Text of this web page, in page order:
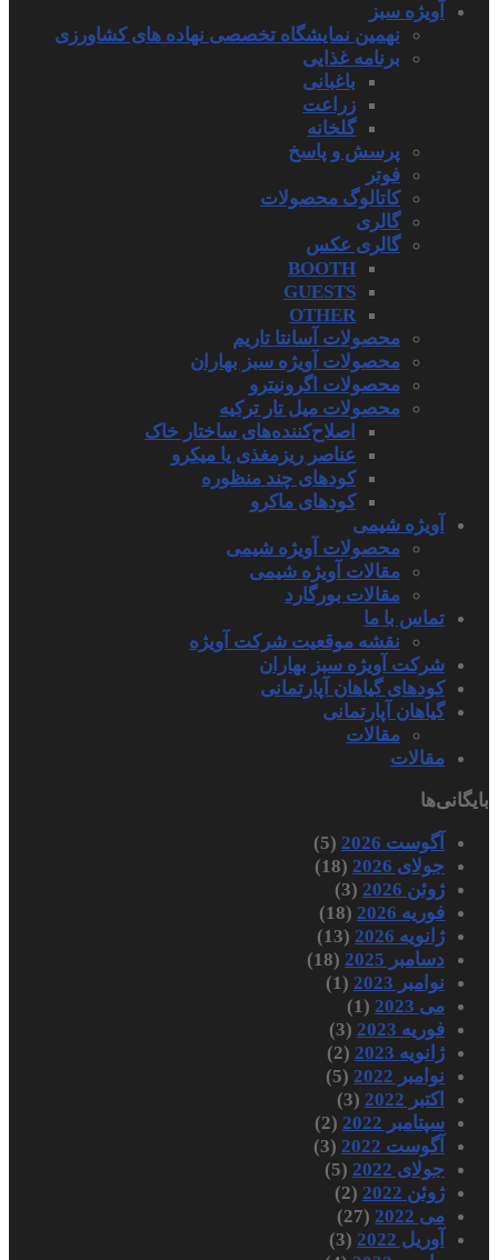
آویژه سبز
نهمین نمایشگاه تخصصی نهاده های کشاورزی
برنامه غذایی
باغبانی
زراعت
گلخانه
پرسش و پاسخ
فوتر
کاتالوگ محصولات
گالری
گالری عکس
BOOTH
GUESTS
OTHER
محصولات آسانتا تاریم
محصولات آویژه سبز بهاران
محصولات اگرونیترو
محصولات میل تار ترکیه
اصلاح‌کننده‌های ساختار خاک
عناصر ریزمغذی یا میکرو
کودهای چند منظوره
کودهای ماکرو
آویژه شیمی
محصولات آویژه شیمی
مقالات آویژه شیمی
مقالات بورگارد
تماس با ما
نقشه موقعیت شرکت آویژه
شرکت آویژه سبز بهاران
کودهای گیاهان آپارتمانی
گیاهان آپارتمانی
مقالات
مقالات
بایگانی‌ها
آگوست 2026
(5)
جولای 2026
(18)
ژوئن 2026
(3)
فوریه 2026
(18)
ژانویه 2026
(13)
دسامبر 2025
(18)
نوامبر 2023
(1)
می 2023
(1)
فوریه 2023
(3)
ژانویه 2023
(2)
نوامبر 2022
(5)
اکتبر 2022
(3)
سپتامبر 2022
(2)
آگوست 2022
(3)
جولای 2022
(5)
ژوئن 2022
(2)
می 2022
(27)
آوریل 2022
(3)